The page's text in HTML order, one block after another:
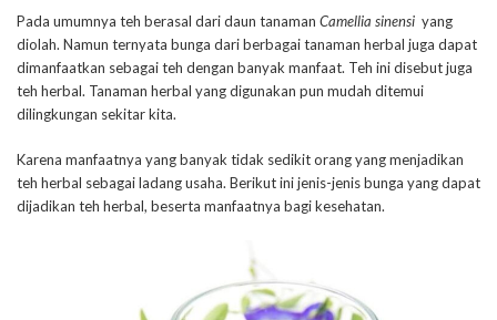
Pada umumnya teh berasal dari daun tanaman Camellia sinensi yang
diolah. Namun ternyata bunga dari berbagai tanaman herbal juga dapat
dimanfaatkan sebagai teh dengan banyak manfaat. Teh ini disebut juga
teh herbal. Tanaman herbal yang digunakan pun mudah ditemui
dilingkungan sekitar kita.
Karena manfaatnya yang banyak tidak sedikit orang yang menjadikan
teh herbal sebagai ladang usaha. Berikut ini jenis-jenis bunga yang dapat
dijadikan teh herbal, beserta manfaatnya bagi kesehatan.